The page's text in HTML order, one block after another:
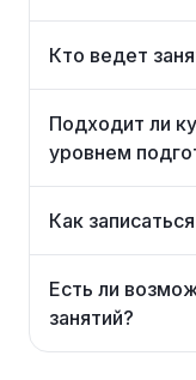
Кто ведет
Подходит ли
уровнем
Как
Есть ли
занятий?